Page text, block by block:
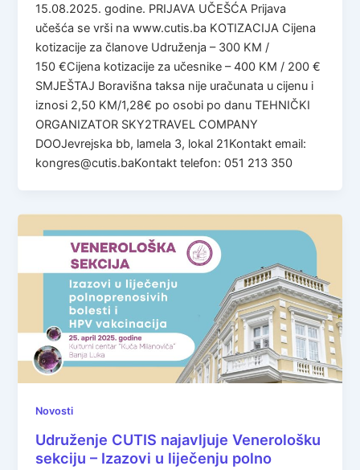
15.08.2025. godine. PRIJAVA UČEŠĆA Prijava
učešća se vrši na www.cutis.ba KOTIZACIJA Cijena
kotizacije za članove Udruženja – 300 KM /
150 €Cijena kotizacije za učesnike – 400 KM / 200 €
SMJEŠTAJ Boravišna taksa nije uračunata u cijenu i
iznosi 2,50 KM/1,28€ po osobi po danu TEHNIČKI
ORGANIZATOR SKY2TRAVEL COMPANY
DOOJevrejska bb, lamela 3, lokal 21Kontakt email:
kongres@cutis.baKontakt telefon: 051 213 350
Novosti
Udruženje CUTIS najavljuje Venerološku
sekciju – Izazovi u liječenju polno